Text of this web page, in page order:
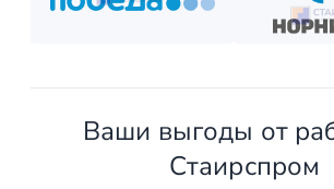
и наслаждайтесь новой
Ваши выгоды от
Стаирспром